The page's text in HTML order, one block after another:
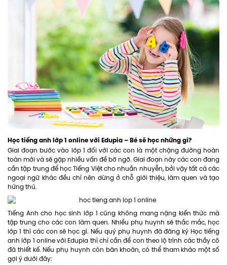
Học tiếng anh lớp 1 online với Edupia – Bé sẽ học những gì?
Giai đoạn bước vào lớp 1 đối với các con là một chặng đường hoàn
toàn mới và sẽ gặp nhiều vấn đề bỡ ngỡ. Giai đoạn này các con đang
cần tập trung để học Tiếng Việt cho nhuần nhuyễn, bởi vậy tất cả các
ngoại ngữ khác đều chỉ nên dừng ở chỗ giới thiệu, làm quen và tạo
hứng thú.
Tiếng Anh cho học sinh lớp 1 cũng không mang nặng kiến thức mà
tập trung cho các con làm quen. Nhiều phụ huynh sẽ thắc mắc, học
lớp 1 thì các con sẽ học gì. Nếu quý phụ huynh đã đăng ký Học tiếng
anh lớp 1 online với Edupia thì chỉ cần để con theo lộ trình các thầy cô
đã thiết kế. Nếu phụ huynh còn băn khoăn, có thể tham khảo một số
gợi ý dưới đây: